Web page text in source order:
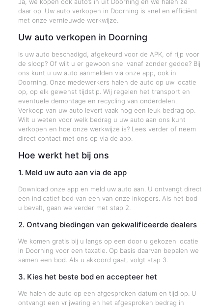
daar op. Uw auto verkopen in Doorning is snel en efficiënt
met onze vernieuwde werkwijze.
Uw auto verkopen in Doorning
Is uw auto beschadigd, afgekeurd voor de APK, of rijp voor
de sloop? Of wilt u er gewoon snel vanaf zonder gedoe? Bij
ons kunt u uw auto aanmelden via onze app, ook in
Doorning. Onze medewerkers halen de auto op uw locatie
op, op elk gewenst tijdstip. Wij regelen het transport en
eventuele demontage en recycling van onderdelen.
Verkoop van uw auto levert vaak nog een leuk bedrag op.
Wilt u weten voor welk bedrag u uw auto aan ons kunt
verkopen en hoe onze werkwijze is? Lees verder of neem
direct contact met ons op via de app.
Hoe werkt het bij ons
1. Meld uw auto aan via de app
Download onze app en meld uw auto aan. U ontvangt direct
een indicatief bod van een van onze inkopers. Als het bod
u bevalt, gaan we verder met stap 2.
2. Ontvang biedingen van gekwalificeerde dealers
We komen gratis bij u langs op een door u gekozen locatie
in Doorning voor een taxatie. Op basis daarvan bepalen we
samen een bod. Als u akkoord gaat, volgt stap 3.
3. Kies het beste bod en accepteer het
We halen de auto op een afgesproken datum en tijd op. U
ontvangt een vrijwaring en het afgesproken bedrag in